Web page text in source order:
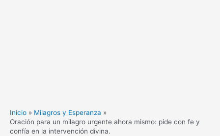
Inicio
Milagros y Esperanza
Oración para un milagro urgente ahora mismo: pide con fe y
confía en la intervención divina.